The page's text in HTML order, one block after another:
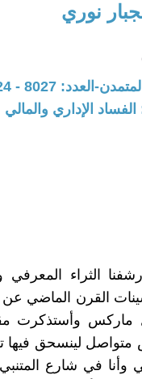
نوري
8027 - 2024 / 7 / 3 - 12:13
الفساد الإداري والمالي
الثراء
القرن الماضي عن
ماركس وأستذكرت
لينسحق فيها
وأنا في شارع المتنبي